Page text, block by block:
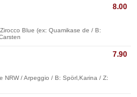
8.00
Blue (ex: Quamikase de / B:
7.90
NRW / Arpeggio / B: Spörl,Karina / Z: